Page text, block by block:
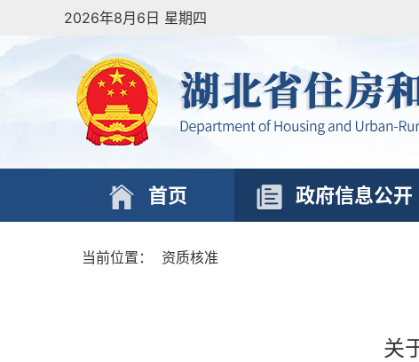
2026年8月6日 星期四
首页 政府信息公开
当前位置： 资质核准
关